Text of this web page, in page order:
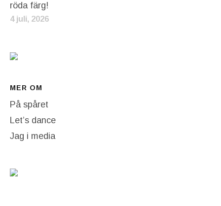
röda färg!
4 juli, 2026
MER OM
På spåret
Let’s dance
Jag i media